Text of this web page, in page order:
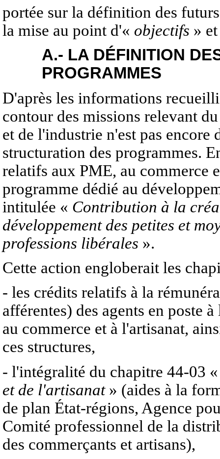
portée sur la définition des
la mise au point d'« objectifs »
A.- LA DÉFINITION
PROGRAMMES
D'après les informations
contour des missions relevant
et de l'industrie n'est pas
structuration des programmes.
relatifs aux PME, au commerce
programme dédié au
intitulée « Contribution à la
développement des petites et
professions libérales ».
Cette action engloberait les
- les crédits relatifs à la
afférentes) des agents en poste
au commerce et à l'artisanat,
ces structures,
- l'intégralité du chapitre 44-03
et de l'artisanat» (aides à la
de plan État-régions, Agence
Comité professionnel de la
des commerçants et artisans),